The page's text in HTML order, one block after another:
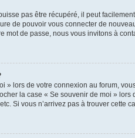
pas être récupéré, il peut
de pouvoir vous connecter de
de passe, nous vous invitons à
» lors de votre connexion au forum,
la case « Se souvenir de moi »
Si vous n’arrivez pas à trouver cette